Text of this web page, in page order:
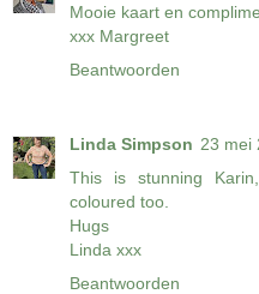
Mooie kaart en
xxx Margreet
Beantwoorden
Linda Simpson 23 mei
This is stunning
coloured too.
Hugs
Linda xxx
Beantwoorden